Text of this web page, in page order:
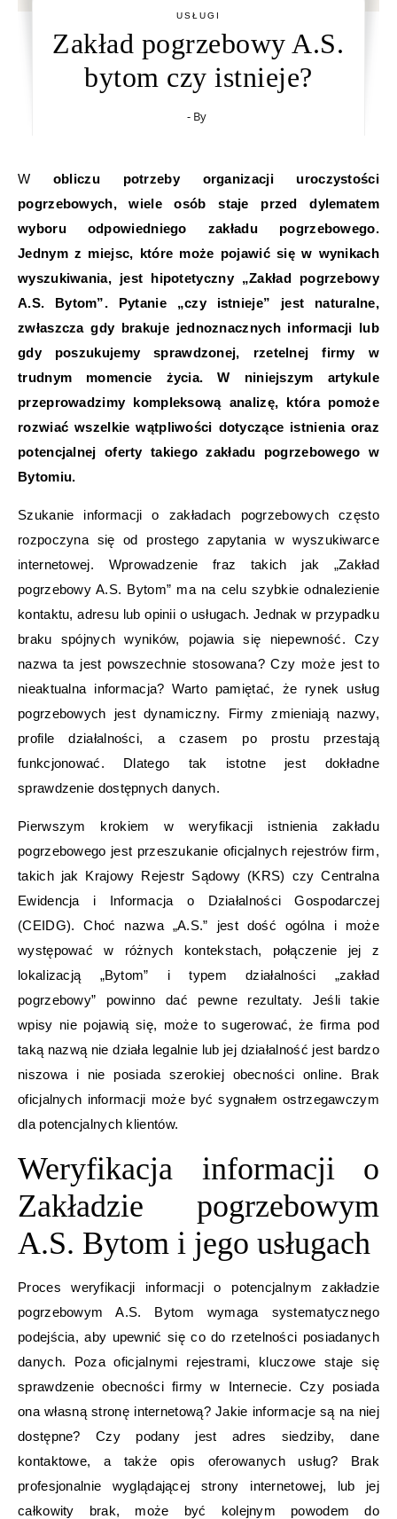
USŁUGI
Zakład pogrzebowy A.S.
bytom czy istnieje?
- By
W obliczu potrzeby organizacji uroczystości
pogrzebowych, wiele osób staje przed dylematem
wyboru odpowiedniego zakładu pogrzebowego.
Jednym z miejsc, które może pojawić się w wynikach
wyszukiwania, jest hipotetyczny „Zakład pogrzebowy
A.S. Bytom”. Pytanie „czy istnieje” jest naturalne,
zwłaszcza gdy brakuje jednoznacznych informacji lub
gdy poszukujemy sprawdzonej, rzetelnej firmy w
trudnym momencie życia. W niniejszym artykule
przeprowadzimy kompleksową analizę, która pomoże
rozwiać wszelkie wątpliwości dotyczące istnienia oraz
potencjalnej oferty takiego zakładu pogrzebowego w
Bytomiu.
Szukanie informacji o zakładach pogrzebowych często
rozpoczyna się od prostego zapytania w wyszukiwarce
internetowej. Wprowadzenie fraz takich jak „Zakład
pogrzebowy A.S. Bytom” ma na celu szybkie odnalezienie
kontaktu, adresu lub opinii o usługach. Jednak w przypadku
braku spójnych wyników, pojawia się niepewność. Czy
nazwa ta jest powszechnie stosowana? Czy może jest to
nieaktualna informacja? Warto pamiętać, że rynek usług
pogrzebowych jest dynamiczny. Firmy zmieniają nazwy,
profile działalności, a czasem po prostu przestają
funkcjonować. Dlatego tak istotne jest dokładne
sprawdzenie dostępnych danych.
Pierwszym krokiem w weryfikacji istnienia zakładu
pogrzebowego jest przeszukanie oficjalnych rejestrów firm,
takich jak Krajowy Rejestr Sądowy (KRS) czy Centralna
Ewidencja i Informacja o Działalności Gospodarczej
(CEIDG). Choć nazwa „A.S.” jest dość ogólna i może
występować w różnych kontekstach, połączenie jej z
lokalizacją „Bytom” i typem działalności „zakład
pogrzebowy” powinno dać pewne rezultaty. Jeśli takie
wpisy nie pojawią się, może to sugerować, że firma pod
taką nazwą nie działa legalnie lub jej działalność jest bardzo
niszowa i nie posiada szerokiej obecności online. Brak
oficjalnych informacji może być sygnałem ostrzegawczym
dla potencjalnych klientów.
Weryfikacja informacji o
Zakładzie pogrzebowym
A.S. Bytom i jego usługach
Proces weryfikacji informacji o potencjalnym zakładzie
pogrzebowym A.S. Bytom wymaga systematycznego
podejścia, aby upewnić się co do rzetelności posiadanych
danych. Poza oficjalnymi rejestrami, kluczowe staje się
sprawdzenie obecności firmy w Internecie. Czy posiada
ona własną stronę internetową? Jakie informacje są na niej
dostępne? Czy podany jest adres siedziby, dane
kontaktowe, a także opis oferowanych usług? Brak
profesjonalnie wyglądającej strony internetowej, lub jej
całkowity brak, może być kolejnym powodem do